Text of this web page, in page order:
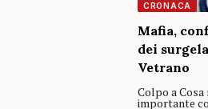
CRONACA
Mafia,
dei
Vetrano
Colpo a
importante